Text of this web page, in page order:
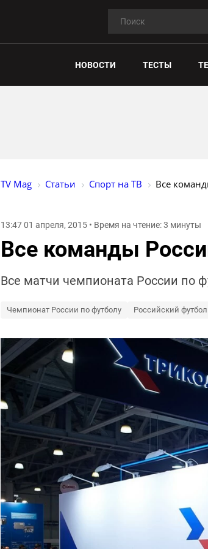
НОВОСТИ ТЕСТЫ
TV Mag Статьи Спорт на ТВ Все
13:47 01 апреля, 2015 • Время на чтение: 3 минуты
Все команды
Все матчи чемпионата России по
Чемпионат России по футболу Российский футбол